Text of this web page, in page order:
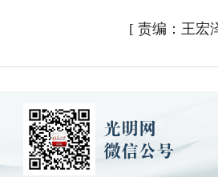
[ 责编：王宏